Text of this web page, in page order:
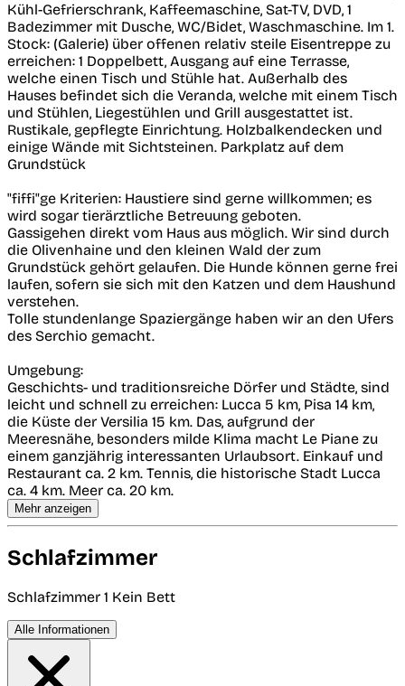
Kühl-Gefrierschrank, Kaffeemaschine, Sat-TV, DVD, 1
Badezimmer mit Dusche, WC/Bidet, Waschmaschine. Im 1.
Stock: (Galerie) über offenen relativ steile Eisentreppe zu
erreichen: 1 Doppelbett, Ausgang auf eine Terrasse,
welche einen Tisch und Stühle hat. Außerhalb des
Hauses befindet sich die Veranda, welche mit einem Tisch
und Stühlen, Liegestühlen und Grill ausgestattet ist.
Rustikale, gepflegte Einrichtung. Holzbalkendecken und
einige Wände mit Sichtsteinen. Parkplatz auf dem
Grundstück
"fiffi"ge Kriterien: Haustiere sind gerne willkommen; es
wird sogar tierärztliche Betreuung geboten.
Gassigehen direkt vom Haus aus möglich. Wir sind durch
die Olivenhaine und den kleinen Wald der zum
Grundstück gehört gelaufen. Die Hunde können gerne frei
laufen, sofern sie sich mit den Katzen und dem Haushund
verstehen.
Tolle stundenlange Spaziergänge haben wir an den Ufers
des Serchio gemacht.
Umgebung:
Geschichts- und traditionsreiche Dörfer und Städte, sind
leicht und schnell zu erreichen: Lucca 5 km, Pisa 14 km,
die Küste der Versilia 15 km. Das, aufgrund der
Meeresnähe, besonders milde Klima macht Le Piane zu
einem ganzjährig interessanten Urlaubsort. Einkauf und
Restaurant ca. 2 km. Tennis, die historische Stadt Lucca
ca. 4 km. Meer ca. 20 km.
Mehr anzeigen
Schlafzimmer
Schlafzimmer 1 Kein Bett
Alle Informationen